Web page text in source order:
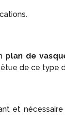
plan de
de ce type
et nécessaire